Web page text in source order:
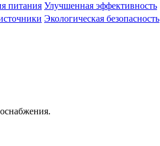
питания Улучшенная эффективность
Экологическая безопасность